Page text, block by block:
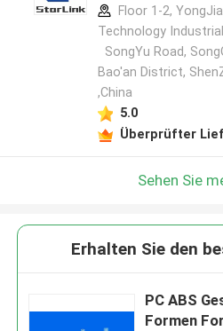
Floor 1-2,
Technology
SongYu Road,
Bao'an District,
,China
5.0
Überprüfter
Sehen Sie
Erhalten Sie den
PC ABS
Formen